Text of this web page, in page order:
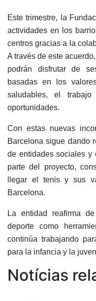
Instalaciones
Preguntas
Frecuentes
(FAQs)
Trabaja con
nosotros
Área deportiva
Escuela de
Next Gen
Palmarés
equipos
Jugadores
profesionales
Competiciones
Social de Tenis
Este trimestre, la
actividades en los
centros gracias a la
A través de este
podrán disfrutar de
basadas en los
saludables, el
oportunidades.
Con estas nuevas
Barcelona sigue dando
de entidades sociales y
parte del proyecto,
llegar el tenis y sus
Barcelona.
La entidad reafirma
deporte como
continúa trabajando
para la infancia y la
Notícias